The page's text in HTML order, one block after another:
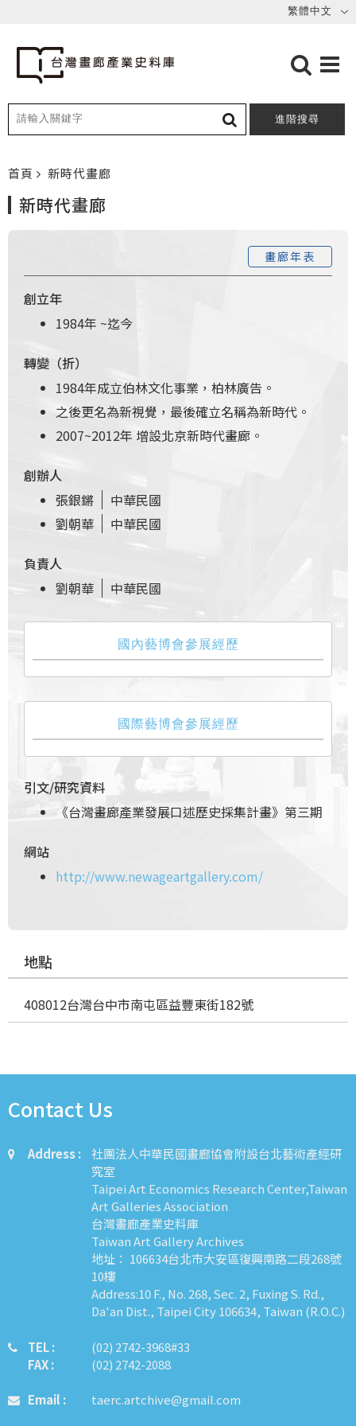
進階搜尋
首頁 新時代畫廊
新時代畫廊
畫廊年表
創立年
1984年 ~迄今
轉變（折）
1984年成立伯林文化事業，柏林廣告。
之後更名為新視覺，最後確立名稱為新時代。
2007~2012年 增設北京新時代畫廊。
創辦人
張銀鏘
中華民國
劉朝華
中華民國
負責人
劉朝華
中華民國
國內藝博會參展經歷
國際藝博會參展經歷
引文/研究資料
《台灣畫廊產業發展口述歷史採集計畫》第三期
網站
http://www.newageartgallery.com/
地點
408012台灣台中市南屯區益豐東街182號
Contact Us
Address :
社團法人中華民國畫廊協會附設台北藝術產經研
究室
Taipei Art Economics Research Center,Taiwan
Art Galleries Association
台灣畫廊產業史料庫
Taiwan Art Gallery Archives
地址： 106634台北市大安區復興南路二段268號
10樓
Address:10 F., No. 268, Sec. 2, Fuxing S. Rd.,
Da'an Dist., Taipei City 106634, Taiwan (R.O.C.)
TEL :
FAX :
​​​​(02) 2742-3968#33
(02) 2742-2088
Email : taerc.artchive@gmail.com